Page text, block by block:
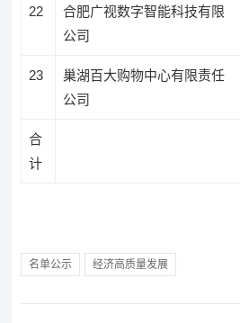
22
合肥广视数字智能科技有限
公司
23
巢湖百大购物中心有限责任
公司
合
计
名单公示 经济高质量发展